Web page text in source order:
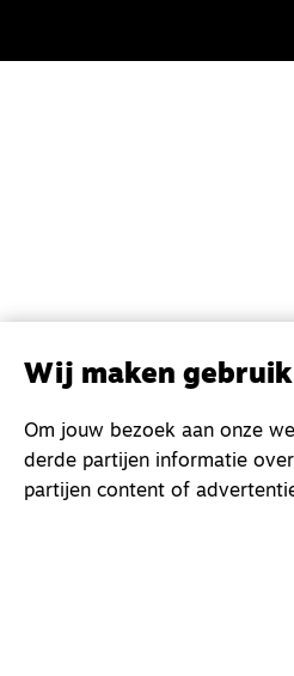
Wij maken
Om jouw bezoek aan onze
derde partijen informatie
partijen content of